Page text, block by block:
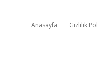
Anasayfa Gizlilik